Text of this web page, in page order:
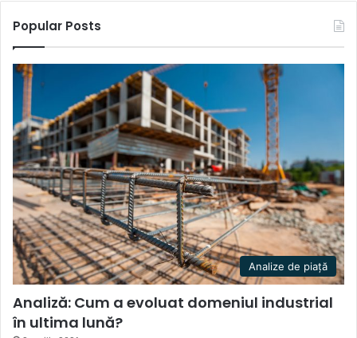
Popular Posts
Analize de piață
Analiză: Cum a evoluat domeniul industrial
în ultima lună?